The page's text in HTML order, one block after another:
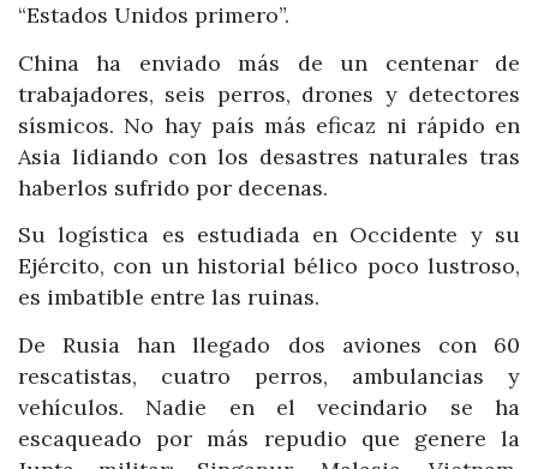
“Estados Unidos primero”.
China ha enviado más de un centenar de
trabajadores, seis perros, drones y detectores
sísmicos. No hay país más eficaz ni rápido en
Asia lidiando con los desastres naturales tras
haberlos sufrido por decenas.
Su logística es estudiada en Occidente y su
Ejército, con un historial bélico poco lustroso,
es imbatible entre las ruinas.
De Rusia han llegado dos aviones con 60
rescatistas, cuatro perros, ambulancias y
vehículos. Nadie en el vecindario se ha
escaqueado por más repudio que genere la